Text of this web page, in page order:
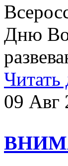
Дню
Читать
09 Авг